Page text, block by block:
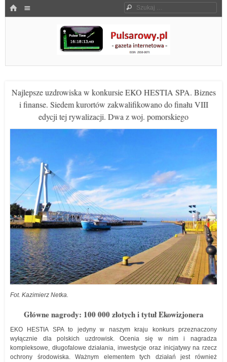
HOME Szukaj
Pulsarowy.pl
Najlepsze uzdrowiska w konkursie EKO HESTIA SPA. Biznes
i finanse. Siedem kurortów zakwalifikowano do finału VIII
edycji tej rywalizacji. Dwa z woj. pomorskiego
Fot. Kazimierz Netka.
Główne nagrody: 100 000 złotych i tytuł Ekowizjonera
EKO HESTIA SPA to jedyny w naszym kraju konkurs przeznaczony
wyłącznie dla polskich uzdrowisk. Ocenia się w nim i nagradza
kompleksowe, długofalowe działania, inwestycje oraz inicjatywy na rzecz
ochrony środowiska. Ważnym elementem tych działań jest również